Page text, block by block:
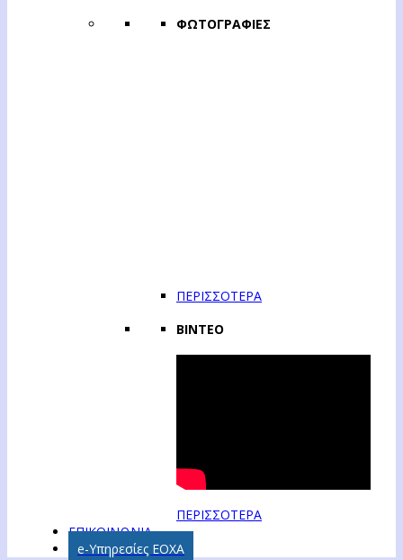
ΦΩΤΟΓΡΑΦΙΕΣ
ΠΕΡΙΣΣΟΤΕΡΑ
ΒΙΝΤΕΟ
ΠΕΡΙΣΣΟΤΕΡΑ
ΕΠΙΚΟΙΝΩΝΙΑ
e-Υπηρεσίες ΕΟΧΑ